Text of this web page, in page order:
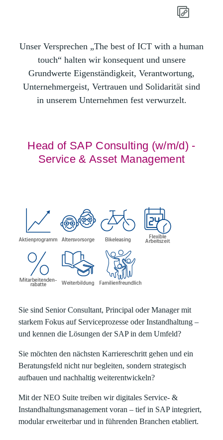
Unser Versprechen „The best of ICT with a human
touch“ halten wir konsequent und unsere
Grundwerte Eigenständigkeit, Verantwortung,
Unternehmergeist, Vertrauen und Solidarität sind
in unserem Unternehmen fest verwurzelt.
Head of SAP Consulting (w/m/d) -
Service & Asset Management
Sie sind Senior Consultant, Principal oder Managermit
starkem Fokus auf Serviceprozesse oderInstandhaltung –
und kennen dieLösungen der SAPin dem Umfeld?
Sie möchten den nächsten Karriereschritt gehen und ein
Beratungsfeld nicht nurbegleiten, sondernstrategisch
aufbauen undnachhaltig weiterentwickeln?
Mit der NEO Suite treiben wir digitales Service‑ &
Instandhaltungsmanagement voran – tief in SAP integriert,
modular erweiterbar und in führenden Branchen etabliert.